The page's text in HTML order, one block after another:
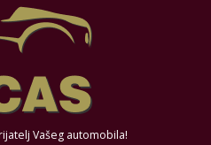
Vašeg automobila!